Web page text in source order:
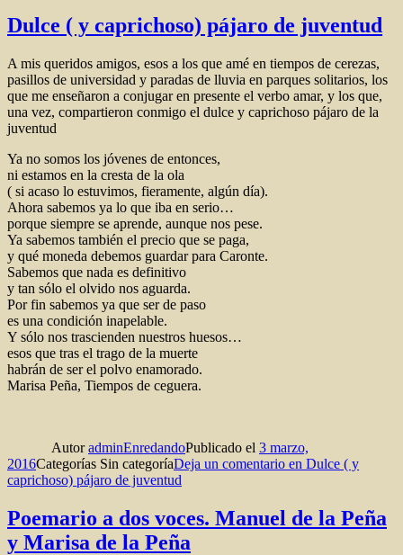
Dulce ( y caprichoso) pájaro de juventud
A mis queridos amigos, esos a los que amé en tiempos de cerezas,
pasillos de universidad y paradas de lluvia en parques solitarios, los
que me enseñaron a conjugar en presente el verbo amar, y los que,
una vez, compartieron conmigo el dulce y caprichoso pájaro de la
juventud
Ya no somos los jóvenes de entonces,
ni estamos en la cresta de la ola
( si acaso lo estuvimos, fieramente, algún día).
Ahora sabemos ya lo que iba en serio…
porque siempre se aprende, aunque nos pese.
Ya sabemos también el precio que se paga,
y qué moneda debemos guardar para Caronte.
Sabemos que nada es definitivo
y tan sólo el olvido nos aguarda.
Por fin sabemos ya que ser de paso
es una condición inapelable.
Y sólo nos trascienden nuestros huesos…
esos que tras el trago de la muerte
habrán de ser el polvo enamorado.
Marisa Peña, Tiempos de ceguera.
AutoradminEnredandoPublicado el 3 marzo,
2016Categorías Sin categoríaDeja un comentario en Dulce ( y
caprichoso) pájaro de juventud
Poemario a dos voces. Manuel de la Peña
y Marisa de la Peña